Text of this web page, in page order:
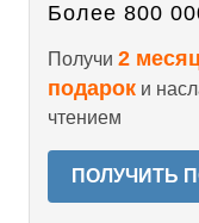
Более 800
Получи 2
подарок и
чтением
ПОЛУЧИТЬ